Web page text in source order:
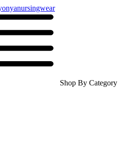
Shop By Category